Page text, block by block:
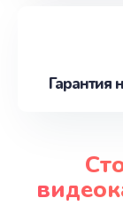
Гарантия